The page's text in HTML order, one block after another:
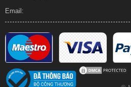
Email: